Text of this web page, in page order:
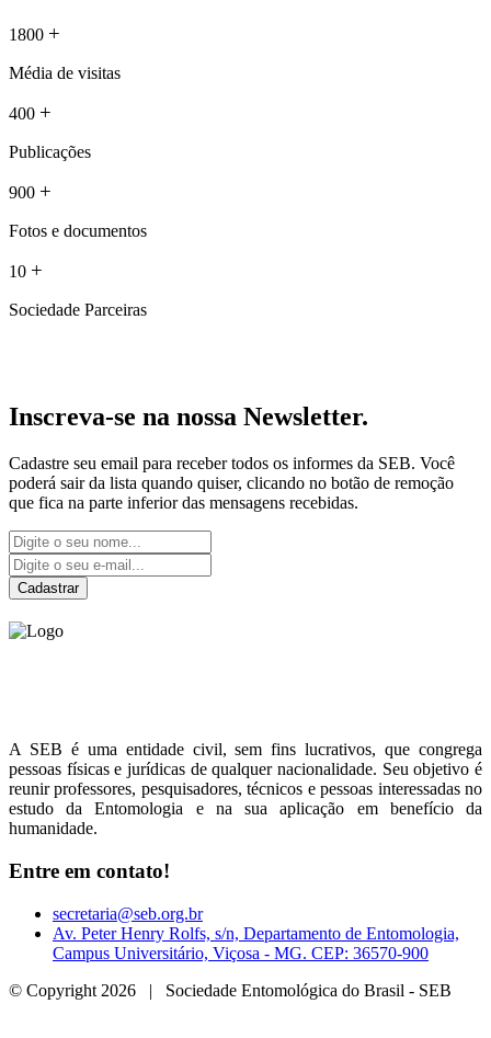
1800 +
Média de visitas
400 +
Publicações
900 +
Fotos e documentos
10 +
Sociedade Parceiras
Inscreva-se na nossa Newsletter.
Cadastre seu email para receber todos os informes da SEB. Você
poderá sair da lista quando quiser, clicando no botão de remoção
que fica na parte inferior das mensagens recebidas.
Cadastrar
A SEB é uma entidade civil, sem fins lucrativos, que congrega
pessoas físicas e jurídicas de qualquer nacionalidade. Seu objetivo é
reunir professores, pesquisadores, técnicos e pessoas interessadas no
estudo da Entomologia e na sua aplicação em benefício da
humanidade.
Entre em contato!
secretaria@seb.org.br
Av. Peter Henry Rolfs, s/n, Departamento de Entomologia,
Campus Universitário, Viçosa - MG. CEP: 36570-900
© Copyright 2026 | Sociedade Entomológica do Brasil - SEB